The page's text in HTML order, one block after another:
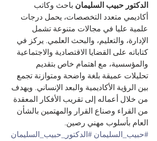
الدكتور حبيب السليمان باحث وكاتب
أكاديمي متعدد التخصصات، يحمل درجات
علمية عليا في مجالات متنوعة تشمل
الإدارة، والتعليم، والبحث العلمي. يركز في
كتاباته على القضايا الاقتصادية والاجتماعية
والمؤسسية، مع اهتمام خاص بتقديم
تحليلات عميقة بلغة واضحة ومتوازنة تجمع
بين الرؤية الأكاديمية والبعد الإنساني. ويهدف
من خلال أعماله إلى تقريب الأفكار المعقدة
من القراء وصناع القرار والمهتمين بالشأن
العام بأسلوب مهني رصين.
#حبيب_السليمان #الدكتور_حبيب_السليمان